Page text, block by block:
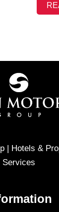
| Hotels &
Services